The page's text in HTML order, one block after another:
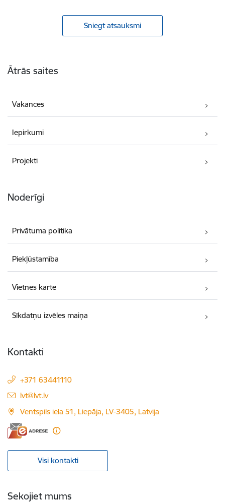
Sniegt atsauksmi
Ātrās saites
Vakances
Iepirkumi
Projekti
Noderīgi
Privātuma politika
Piekļūstamība
Vietnes karte
Sīkdatņu izvēles maiņa
Kontakti
+371 63441110
E-pasts:
lvt@lvt.lv
Ventspils iela 51, Liepāja, LV-3405, Latvija
Visi kontakti
Sekojiet mums